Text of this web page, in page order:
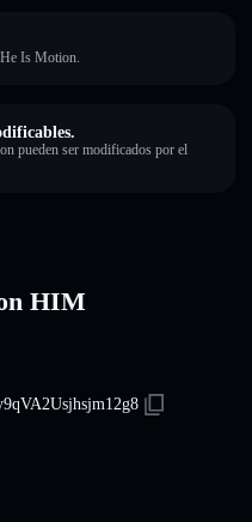
Is Motion.
pueden ser modificados por el
HIM